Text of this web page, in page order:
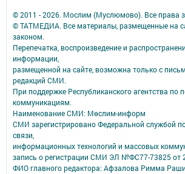
© 2011 - 2026. Мослим (Муслюмово). Все права
© ТАТМЕДИА. Все материалы, размещенные на
законом.
Перепечатка, воспроизведение и
информации,
размещенной на сайте, возможна только с
редакций СМИ.
При поддержке Республиканского агентства по
коммуникациям.
Наименование СМИ: Мөслим-информ
СМИ зарегистрировано Федеральной службой
связи,
информационных технологий и массовых
запись о регистрации СМИ ЭЛ №ФС77-73825 от
ФИО главного редактора: Афзалова Римма